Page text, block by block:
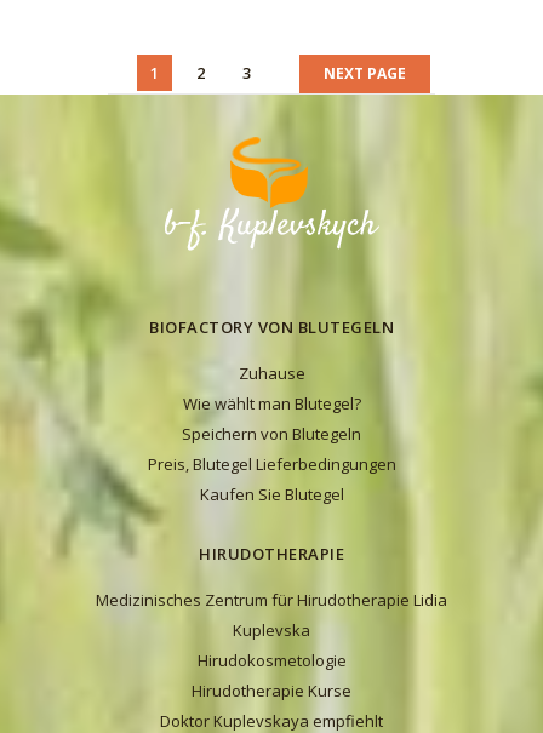
1 2 3 NEXT PAGE
BIOFACTORY VON BLUTEGELN
Zuhause
Wie wählt man Blutegel?
Speichern von Blutegeln
Preis, Blutegel Lieferbedingungen
Kaufen Sie Blutegel
HIRUDOTHERAPIE
Medizinisches Zentrum für Hirudotherapie Lidia
Kuplevska
Hirudokosmetologie
Hirudotherapie Kurse
Doktor Kuplevskaya empfiehlt